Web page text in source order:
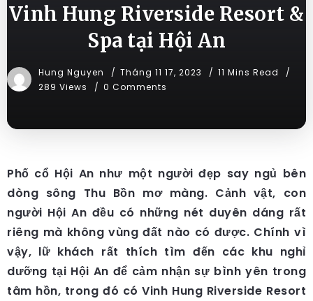
Vinh Hung Riverside Resort &
Spa tại Hội An
Hung Nguyen Tháng 11 17, 2023
11 Mins Read
289 Views
0 Comments
Phố cổ Hội An như một người đẹp say ngủ bên
dòng sông Thu Bồn mơ màng. Cảnh vật, con
người Hội An đều có những nét duyên dáng rất
riêng mà không vùng đất nào có được. Chính vì
vậy, lữ khách rất thích tìm đến các khu nghỉ
dưỡng tại Hội An để cảm nhận sự bình yên trong
tâm hồn, trong đó có Vinh Hung Riverside Resort